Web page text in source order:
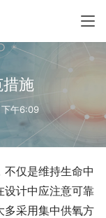
施
午6:09
仅是维持生命中
设计中应注意可靠
多采用集中供氧方